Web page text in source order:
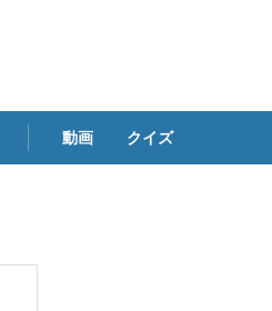
動画 クイズ